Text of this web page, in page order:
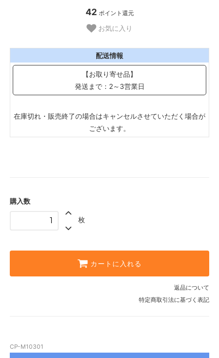
42 ポイント還元
お気に入り
配送情報
【お取り寄せ品】
発送まで：2～3営業日
在庫切れ・販売終了の場合はキャンセルさせていただく場合が
ございます。
購入数
枚
カートに入れる
返品について
特定商取引法に基づく表記
CP-M10301